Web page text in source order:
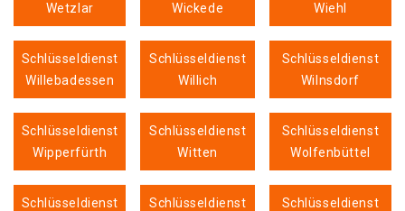
Wetzlar
Wickede
Wiehl
Schlüsseldienst
Willebadessen
Schlüsseldienst
Willich
Schlüsseldienst
Wilnsdorf
Schlüsseldienst
Wipperfürth
Schlüsseldienst
Witten
Schlüsseldienst
Wolfenbüttel
Schlüsseldienst
Schlüsseldienst
Schlüsseldienst